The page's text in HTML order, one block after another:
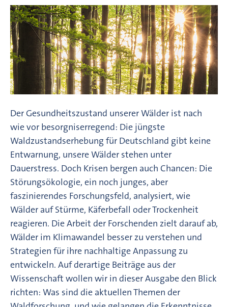
Der Gesundheitszustand unserer Wälder ist nach
wie vor besorgniserregend: Die jüngste
Waldzustandserhebung für Deutschland gibt keine
Entwarnung, unsere Wälder stehen unter
Dauerstress. Doch Krisen bergen auch Chancen: Die
Störungsökologie, ein noch junges, aber
faszinierendes Forschungsfeld, analysiert, wie
Wälder auf Stürme, Käferbefall oder Trockenheit
reagieren. Die Arbeit der Forschenden zielt darauf ab,
Wälder im Klimawandel besser zu verstehen und
Strategien für ihre nachhaltige Anpassung zu
entwickeln. Auf derartige Beiträge aus der
Wissenschaft wollen wir in dieser Ausgabe den Blick
richten: Was sind die aktuellen Themen der